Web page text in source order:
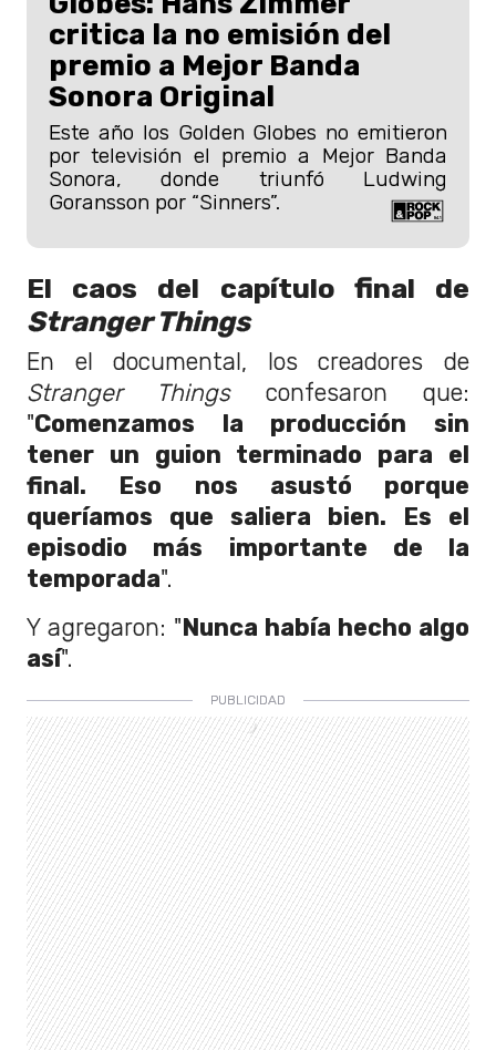
critica la no emisión del
premio a Mejor Banda
Sonora Original
Este año los Golden Globes no emitieron
por televisión el premio a Mejor Banda
Sonora, donde triunfó Ludwing
Goransson por “Sinners”.
El caos del capítulo final de
Stranger Things
En el documental, los creadores de
Stranger Thingsconfesaron que:
"Comenzamos la producción sin
tener un guion terminado para el
final. Eso nos asustó porque
queríamos que saliera bien. Es el
episodio más importante de la
temporada".
Y agregaron: "Nunca había hecho algo
así".